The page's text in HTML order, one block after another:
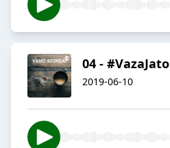
04 - #VazaJato
2019-06-10